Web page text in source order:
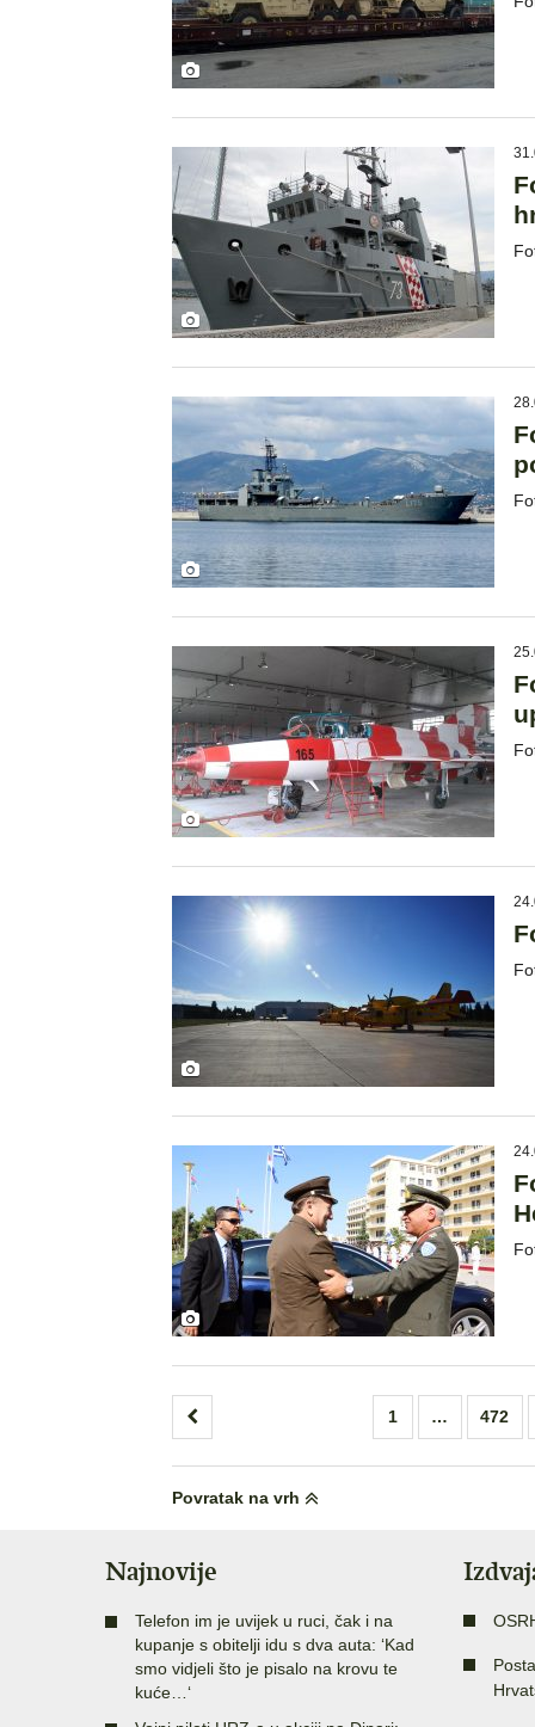
Brojevi
objava
1 … 472
Povratak na vrh
Najnovije
Telefon im je uvijek u ruci, čak i na
kupanje s obitelji idu s dva auta: ‘Kad
smo vidjeli što je pisalo na krovu te
kuće…‘